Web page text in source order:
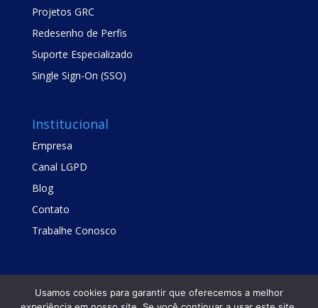
Projetos GRC
Redesenho de Perfis
Suporte Especializado
Single Sign-On (SSO)
Institucional
Empresa
Canal LGPD
Blog
Contato
Trabalhe Conosco
Usamos cookies para garantir que oferecemos a melhor